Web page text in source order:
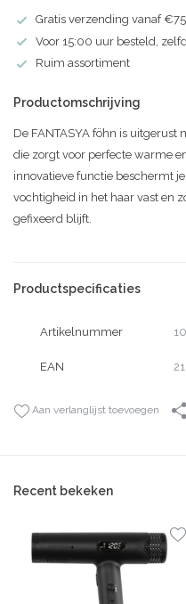
Gratis verzending vanaf
Voor 15:00 uur besteld,
Ruim assortiment
Productomschrijving
De FANTASYA föhn is
die zorgt voor perfecte warme
innovatieve functie beschermt
vochtigheid in het haar vast en
gefixeerd blijft.
Productspecificaties
Artikelnummer
EAN
Aan verlanglijst toevoegen
Recent bekeken